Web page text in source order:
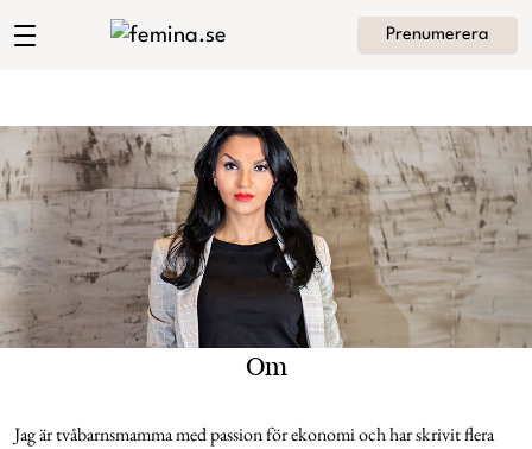
Prenumerera
Skönhet
Kultur
Krönikor
Shoka Åhrmans blogg Meny
Hem
Om Shoka
Kategorier
Arkiv
Kontakt
Om
Jag är tvåbarnsmamma med passion för ekonomi och har skrivit flera